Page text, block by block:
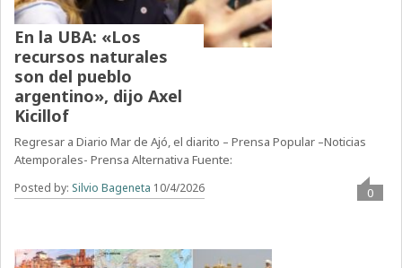
En la UBA: «Los
recursos naturales
son del pueblo
argentino», dijo Axel
Kicillof
Regresar a Diario Mar de Ajó, el diarito – Prensa Popular –Noticias
Atemporales- Prensa Alternativa Fuente:
Posted by: Silvio Bageneta 10/4/2026 0